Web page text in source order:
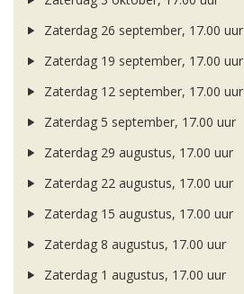
Zaterdag 26 september, 17.00 uur
Zaterdag 19 september, 17.00 uur
Zaterdag 12 september, 17.00 uur
Zaterdag 5 september, 17.00 uur
Zaterdag 29 augustus, 17.00 uur
Zaterdag 22 augustus, 17.00 uur
Zaterdag 15 augustus, 17.00 uur
Zaterdag 8 augustus, 17.00 uur
Zaterdag 1 augustus, 17.00 uur